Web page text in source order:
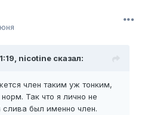
nicotine сказал:
член таким уж тонким,
Так что я лично не
слива был именно член.